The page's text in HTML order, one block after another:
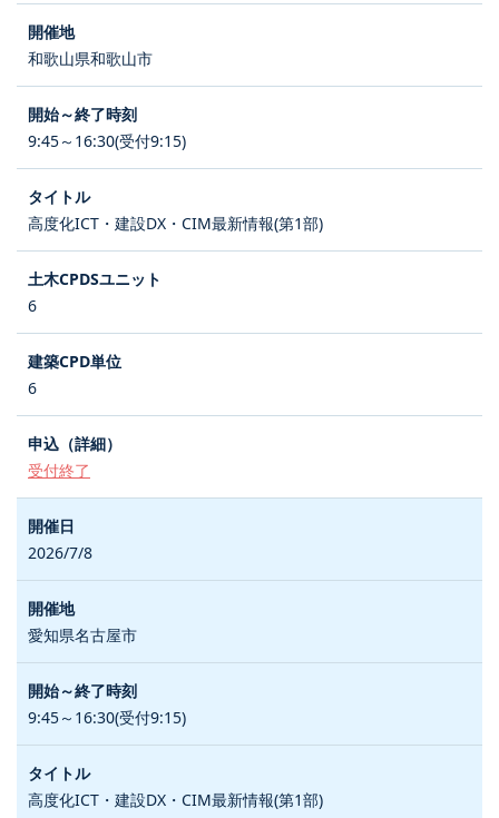
和歌山県和歌山市
9:45～16:30(受付9:15)
高度化ICT・建設DX・CIM最新情報(第1部)
6
6
受付終了
2026/7/8
愛知県名古屋市
9:45～16:30(受付9:15)
高度化ICT・建設DX・CIM最新情報(第1部)